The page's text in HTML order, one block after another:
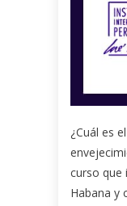
¿Cuál es
curso que
Habana y